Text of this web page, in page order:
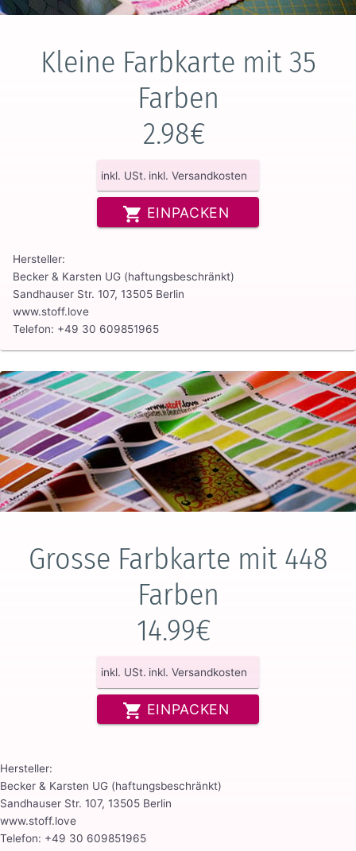
Kleine Farbkarte mit 35
Farben
2.98€
inkl. USt. inkl. Versandkosten
EINPACKEN
Hersteller:
Becker & Karsten UG (haftungsbeschränkt)
Sandhauser Str. 107, 13505 Berlin
www.stoff.love
Telefon: +49 30 609851965
Grosse Farbkarte mit 448
Farben
14.99€
inkl. USt. inkl. Versandkosten
EINPACKEN
Hersteller:
Becker & Karsten UG (haftungsbeschränkt)
Sandhauser Str. 107, 13505 Berlin
www.stoff.love
Telefon: +49 30 609851965